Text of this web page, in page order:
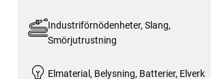
Industriförnödenheter, Slang,
Smörjutrustning
Elmaterial, Belysning, Batterier, Elverk